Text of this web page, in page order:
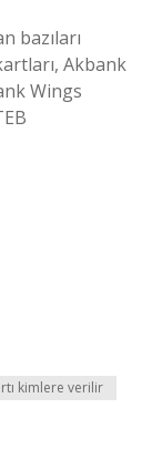
bazıları
Akbank
Wings
kimlere verilir